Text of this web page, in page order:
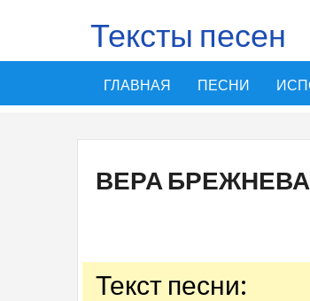
Тексты песен
ГЛАВНАЯ ПЕСНИ
ВЕРА
Текст песни: